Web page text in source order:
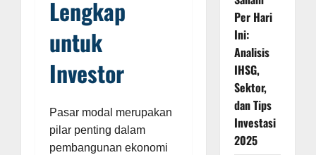
Lengkap
untuk
Investor
Pasar modal merupakan
pilar penting dalam
pembangunan ekonomi
Per Hari
Ini:
Analisis
IHSG,
Sektor,
dan Tips
Investasi
2025